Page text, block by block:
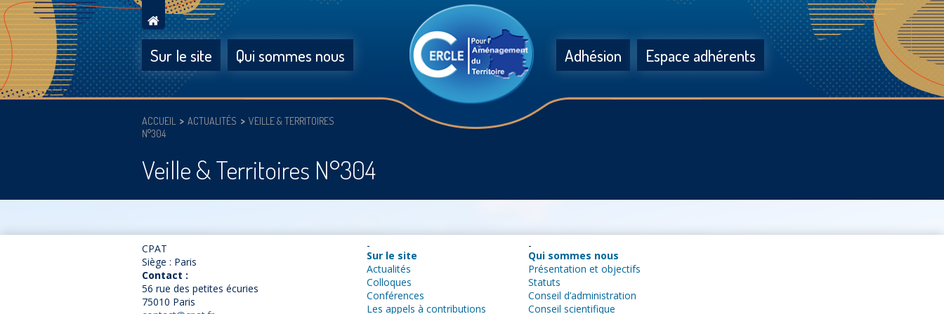
Sur le site Qui sommes nous Adhésion Espace adhérents
ACCUEIL ACTUALITÉS
VEILLE & TERRITOIRES
N°304
Veille & Territoires N°304
CPAT
Siège : Paris
Contact :
56 rue des petites écuries
75010 Paris
Sur le site
Actualités
Colloques
Conférences
Les appels à contributions
Qui sommes nous
Présentation et objectifs
Statuts
Conseil d’administration
Conseil scientifique